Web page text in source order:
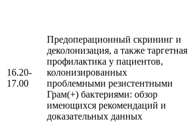
16.20-
17.00
Предоперационный скрининг и
деколонизация, а также таргетная
профилактика у пациентов,
колонизированных
проблемными резистентными
Грам(+) бактериями: обзор
имеющихся рекомендаций и
доказательных данных